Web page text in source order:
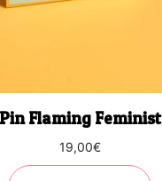
Pin Flaming Feminist
19,00€